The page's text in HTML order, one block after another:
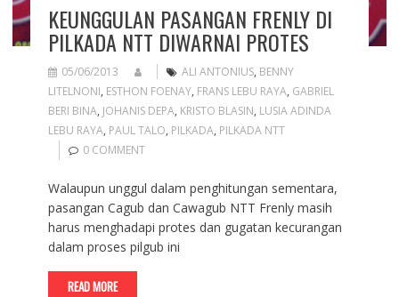
KEUNGGULAN PASANGAN FRENLY DI
PILKADA NTT DIWARNAI PROTES
05/06/2013 ALI ANTONIUS, BENNY
LITELNONI, ESTHON FOENAY, FRANS LEBU RAYA, GABRIEL
BERI BINA, JOHANIS DEPA, KRISTO BLASIN, LUSIA ADINDA
LEBU RAYA, PAUL TALO, PILKADA, PILKADA NTT
0 COMMENT
Walaupun unggul dalam penghitungan sementara,
pasangan Cagub dan Cawagub NTT Frenly masih
harus menghadapi protes dan gugatan kecurangan
dalam proses pilgub ini
READ MORE